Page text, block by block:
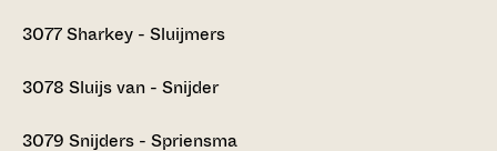
3077Sharkey - Sluijmers
3078 Sluijs van - Snijder
3079 Snijders - Spriensma